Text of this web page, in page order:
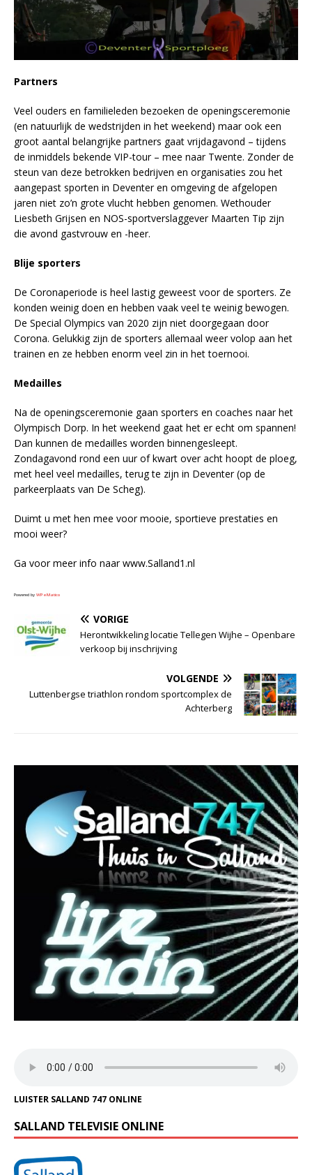
Partners
Veel ouders en familieleden bezoeken de openingsceremonie
(en natuurlijk de wedstrijden in het weekend) maar ook een
groot aantal belangrijke partners gaat vrijdagavond – tijdens
de inmiddels bekende VIP-tour – mee naar Twente. Zonder de
steun van deze betrokken bedrijven en organisaties zou het
aangepast sporten in Deventer en omgeving de afgelopen
jaren niet zo’n grote vlucht hebben genomen. Wethouder
Liesbeth Grijsen en NOS-sportverslaggever Maarten Tip zijn
die avond gastvrouw en -heer.
Blije sporters
De Coronaperiode is heel lastig geweest voor de sporters. Ze
konden weinig doen en hebben vaak veel te weinig bewogen.
De Special Olympics van 2020 zijn niet doorgegaan door
Corona. Gelukkig zijn de sporters allemaal weer volop aan het
trainen en ze hebben enorm veel zin in het toernooi.
Medailles
Na de openingsceremonie gaan sporters en coaches naar het
Olympisch Dorp. In het weekend gaat het er echt om spannen!
Dan kunnen de medailles worden binnengesleept.
Zondagavond rond een uur of kwart over acht hoopt de ploeg,
met heel veel medailles, terug te zijn in Deventer (op de
parkeerplaats van De Scheg).
Duimt u met hen mee voor mooie, sportieve prestaties en
mooi weer?
Ga voor meer info naar www.Salland1.nl
Powered by WPeMatico
VORIGE
Herontwikkeling locatie Tellegen Wijhe – Openbare
verkoop bij inschrijving
VOLGENDE
Luttenbergse triathlon rondom sportcomplex de
Achterberg
LUISTER SALLAND 747 ONLINE
SALLAND TELEVISIE ONLINE